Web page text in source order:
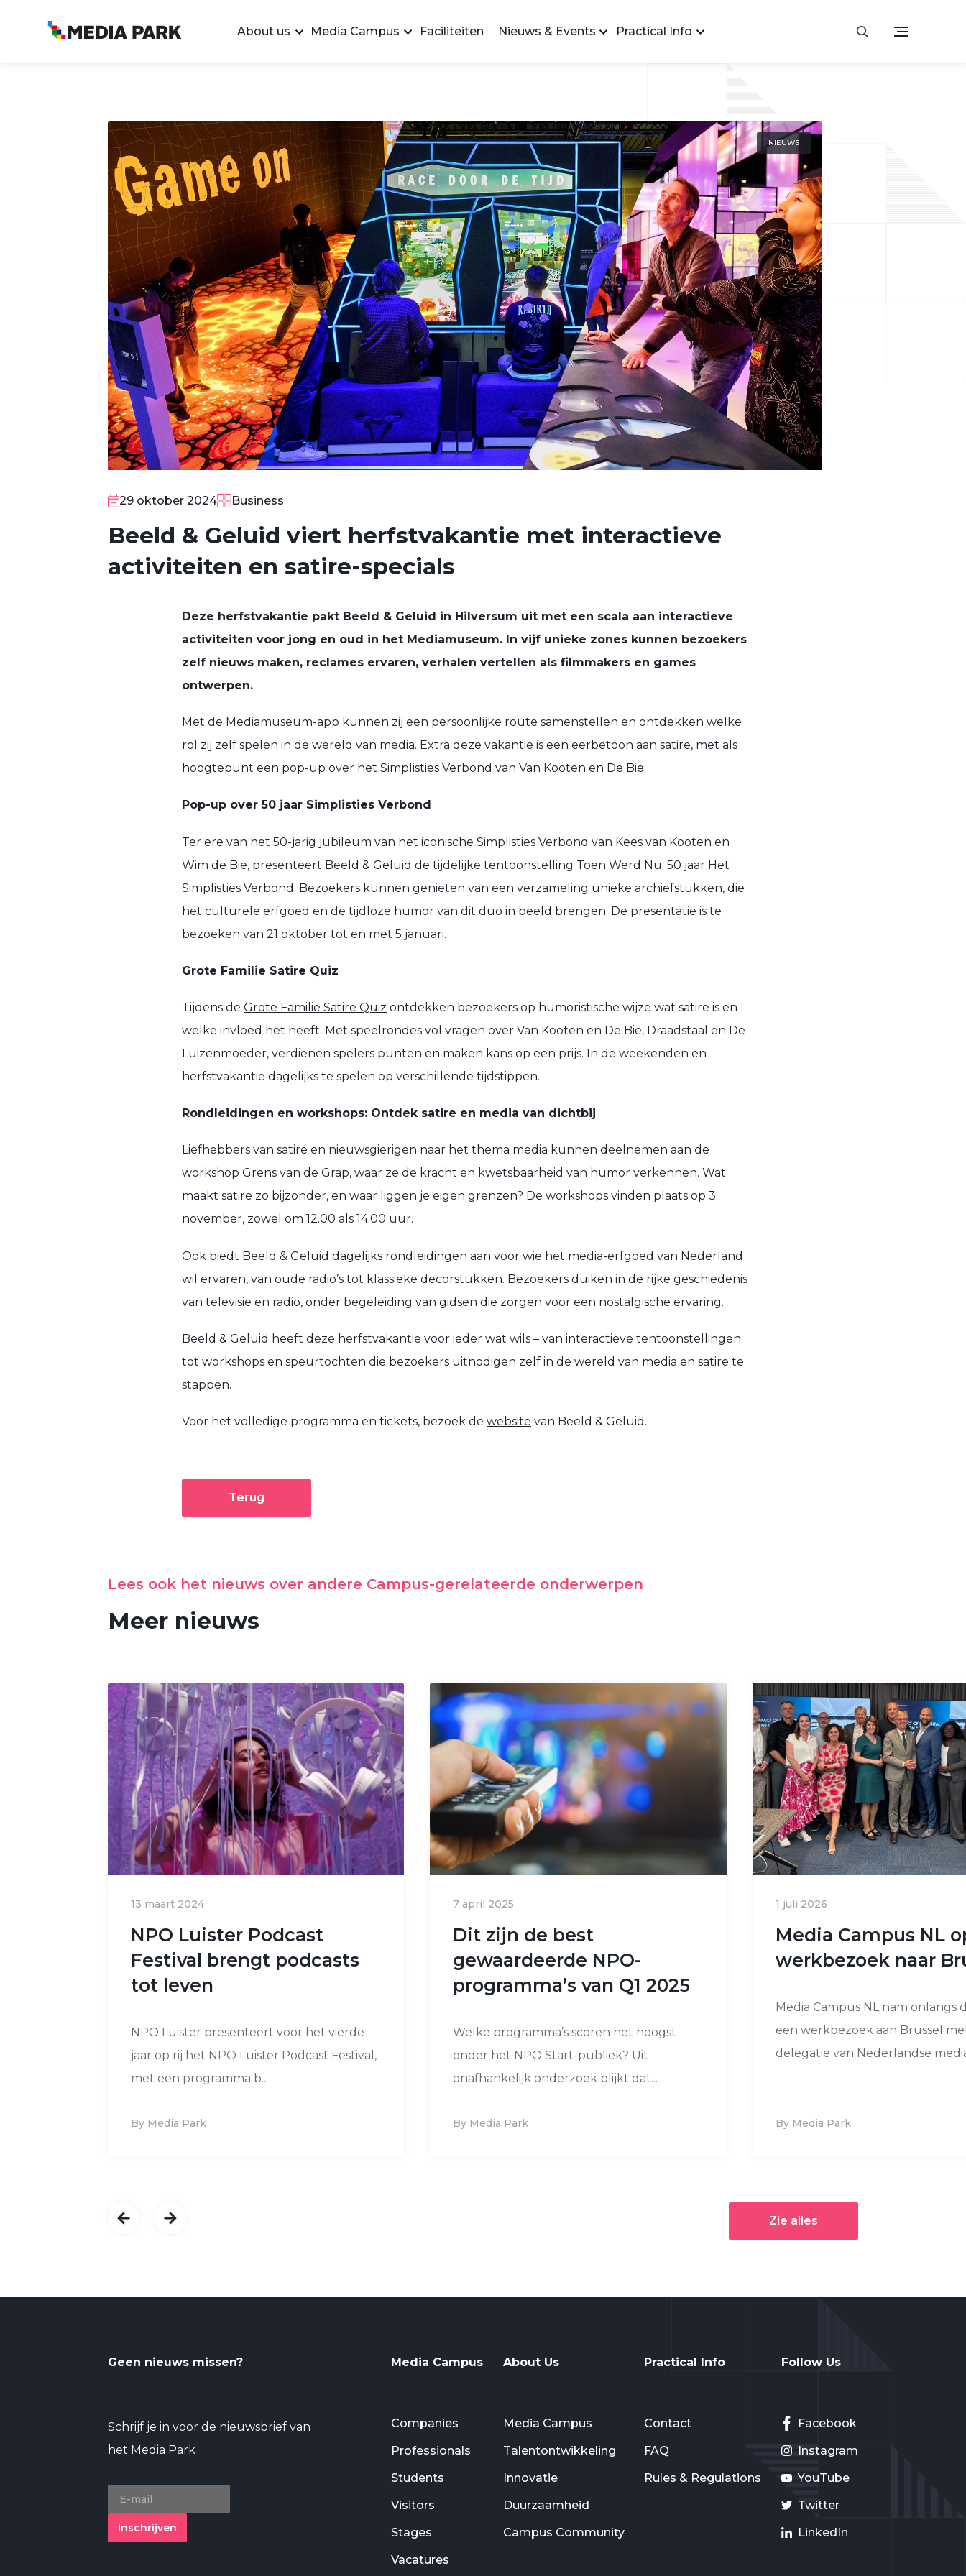
About us Media Campus Faciliteiten Nieuws & Events Practical Info
NIEUWS
29 oktober 2024 Business
Beeld & Geluid viert herfstvakantie met interactieve
activiteiten en satire-specials
Deze herfstvakantie pakt Beeld & Geluid in Hilversum uit met een scala aan interactieve
activiteiten voor jong en oud in het Mediamuseum. In vijf unieke zones kunnen bezoekers
zelf nieuws maken, reclames ervaren, verhalen vertellen als filmmakers en games
ontwerpen.
Met de Mediamuseum-app kunnen zij een persoonlijke route samenstellen en ontdekken welke
rol zij zelf spelen in de wereld van media. Extra deze vakantie is een eerbetoon aan satire, met als
hoogtepunt een pop-up over het Simplisties Verbond van Van Kooten en De Bie.
Pop-up over 50 jaar Simplisties Verbond
Ter ere van het 50-jarig jubileum van het iconische Simplisties Verbond van Kees van Kooten en
Wim de Bie, presenteert Beeld & Geluid de tijdelijke tentoonstelling Toen Werd Nu: 50 jaar Het
Simplisties Verbond . Bezoekers kunnen genieten van een verzameling unieke archiefstukken, die
het culturele erfgoed en de tijdloze humor van dit duo in beeld brengen. De presentatie is te
bezoeken van 21 oktober tot en met 5 januari.
Grote Familie Satire Quiz
Tijdens de Grote Familie Satire Quiz ontdekken bezoekers op humoristische wijze wat satire is en
welke invloed het heeft. Met speelrondes vol vragen over Van Kooten en De Bie, Draadstaal en De
Luizenmoeder, verdienen spelers punten en maken kans op een prijs. In de weekenden en
herfstvakantie dagelijks te spelen op verschillende tijdstippen.
Rondleidingen en workshops: Ontdek satire en media van dichtbij
Liefhebbers van satire en nieuwsgierigen naar het thema media kunnen deelnemen aan de
workshop Grens van de Grap, waar ze de kracht en kwetsbaarheid van humor verkennen. Wat
maakt satire zo bijzonder, en waar liggen je eigen grenzen? De workshops vinden plaats op 3
november, zowel om 12.00 als 14.00 uur.
Ook biedt Beeld & Geluid dagelijks rondleidingen aan voor wie het media-erfgoed van Nederland
wil ervaren, van oude radio’s tot klassieke decorstukken. Bezoekers duiken in de rijke geschiedenis
van televisie en radio, onder begeleiding van gidsen die zorgen voor een nostalgische ervaring.
Beeld & Geluid heeft deze herfstvakantie voor ieder wat wils – van interactieve tentoonstellingen
tot workshops en speurtochten die bezoekers uitnodigen zelf in de wereld van media en satire te
stappen.
Voor het volledige programma en tickets, bezoek de website van Beeld & Geluid.
Terug
Lees ook het nieuws over andere Campus-gerelateerde onderwerpen
Meer nieuws
13 maart 2024
NPO Luister Podcast
Festival brengt podcasts
tot leven
NPO Luister presenteert voor het vierde
jaar op rij het NPO Luister Podcast Festival,
met een programma b...
By Media Park
7 april 2025
Dit zijn de best
gewaardeerde NPO-
programma’s van Q1 2025
Welke programma’s scoren het hoogst
onder het NPO Start-publiek? Uit
onafhankelijk onderzoek blijkt dat...
By Media Park
1 juli 2026
Media Campus NL
werkbezoek naar
Media Campus NL nam onlangs
een werkbezoek aan Brussel
delegatie van Nederlandse
By Media Park
Zie alles
Geen nieuws missen?
Schrijf je in voor de nieuwsbrief van
het Media Park
Inschrijven
Media Campus
Companies
Professionals
Students
Visitors
Stages
Vacatures
About Us
Media Campus
Talentontwikkeling
Innovatie
Duurzaamheid
Campus Community
Practical Info
Contact
FAQ
Rules & Regulations
Follow Us
Facebook
Instagram
YouTube
Twitter
LinkedIn